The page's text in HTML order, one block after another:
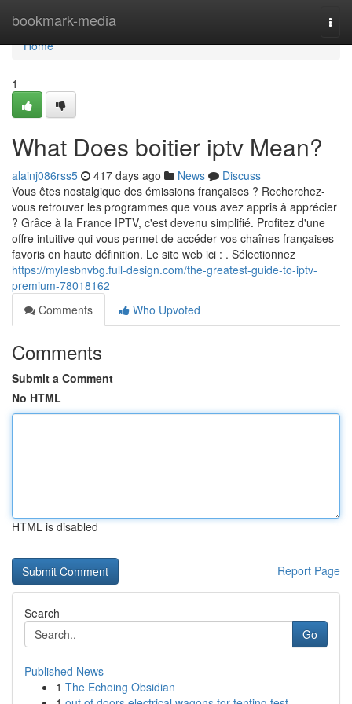
bookmark-media
Home
Home
1
What Does boitier iptv​ Mean?
alainj086rss5 417 days ago News
Discuss
Vous êtes nostalgique des émissions françaises ? Recherchez-
vous retrouver les programmes que vous avez appris à apprécier
? Grâce à la France IPTV, c'est devenu simplifié. Profitez d'une
offre intuitive qui vous permet de accéder vos chaînes françaises
favoris en haute définition. Le site web ici : . Sélectionnez
https://mylesbnvbg.full-design.com/the-greatest-guide-to-iptv-
premium-78018162
Comments
Who Upvoted
Comments
Submit a Comment
No HTML
HTML is disabled
Report Page
Search
Go
Published News
1 The Echoing Obsidian